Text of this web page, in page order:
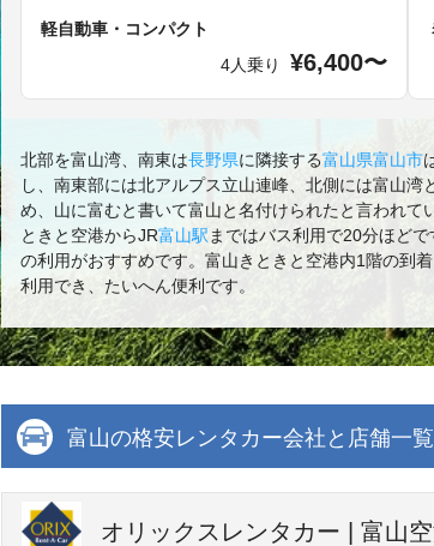
軽自動車・コンパクト
4人乗り
¥6,400〜
北部を富山湾、南東は長野県に隣接する富山県富山市
し、南東部には北アルプス立山連峰、北側には富山
め、山に富むと書いて富山と名付けられたと言われ
ときと空港からJR富山駅 まではバス利用で20分ほど
の利用がおすすめです。富山きときと空港内1階の到
利用でき、たいへん便利です。
富山の格安レンタカー会社と店舗一覧
オリックスレンタカー | 富山